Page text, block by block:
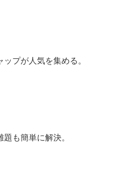
プが人気を集める。
も簡単に解決。